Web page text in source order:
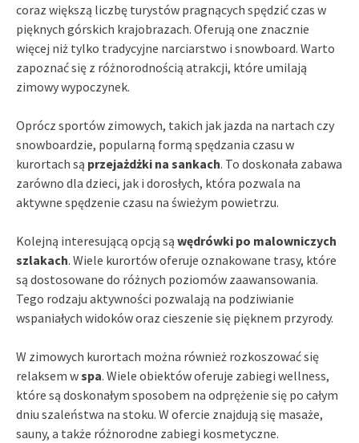
coraz większą liczbę turystów pragnących spędzić czas w
pięknych górskich krajobrazach. Oferują one znacznie
więcej niż tylko tradycyjne narciarstwo i snowboard. Warto
zapoznać się z różnorodnością atrakcji, które umilają
zimowy wypoczynek.
Oprócz sportów zimowych, takich jak jazda na nartach czy
snowboardzie, popularną formą spędzania czasu w
kurortach są przejażdżki na sankach. To doskonała zabawa
zarówno dla dzieci, jak i dorosłych, która pozwala na
aktywne spędzenie czasu na świeżym powietrzu.
Kolejną interesującą opcją są wędrówki po malowniczych
szlakach. Wiele kurortów oferuje oznakowane trasy, które
są dostosowane do różnych poziomów zaawansowania.
Tego rodzaju aktywności pozwalają na podziwianie
wspaniałych widoków oraz cieszenie się pięknem przyrody.
W zimowych kurortach można również rozkoszować się
relaksem wspa. Wiele obiektów oferuje zabiegi wellness,
które są doskonałym sposobem na odprężenie się po całym
dniu szaleństwa na stoku. W ofercie znajdują się masaże,
sauny, a także różnorodne zabiegi kosmetyczne.